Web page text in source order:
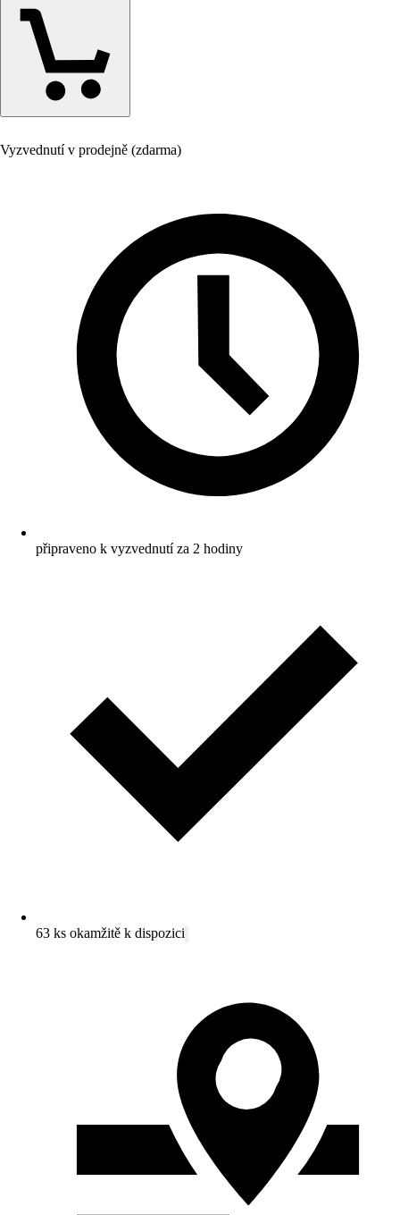
Vyzvednutí v prodejně (zdarma)
připraveno k vyzvednutí za 2 hodiny
63 ks okamžitě k dispozici